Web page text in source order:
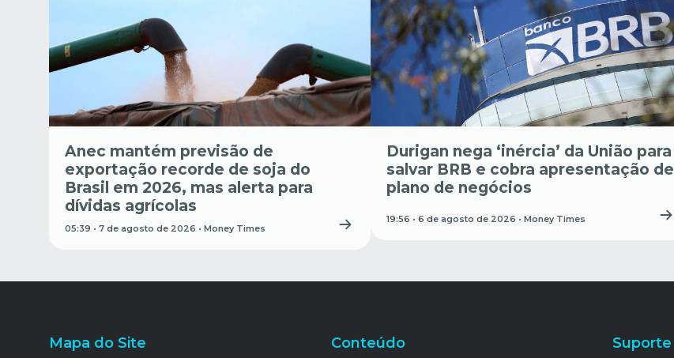
Anec mantém previsão de
exportação recorde de soja do
Brasil em 2026, mas alerta para
dívidas agrícolas
05:39 • 7 de agosto de 2026 • Money Times
Durigan nega ‘inércia’ da União para
salvar BRB e cobra apresentação de
plano de negócios
19:56 • 6 de agosto de 2026 • Money Times
Mapa do Site Conteúdo Suporte